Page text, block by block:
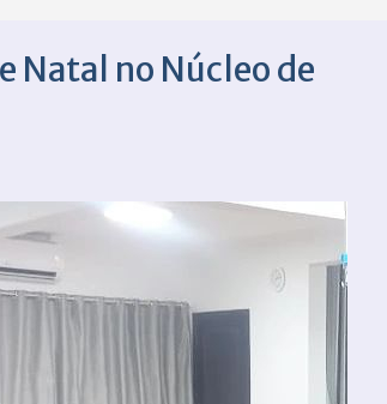
Natal no Núcleo de